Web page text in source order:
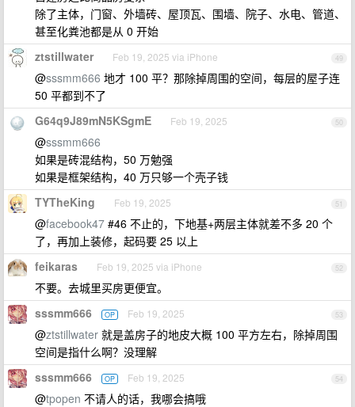
除了主体，门窗、外墙砖、屋顶瓦、围墙、院子、水电、管道、
甚至化粪池都是从 0 开始
49
ztstillwater Feb 19, 2025 via iPhone
@sssmm666 地才 100 平？那除掉周围的空间，每层的屋子连
50 平都到不了
50
G64q9J89mN5KSgmE Feb 19, 2025
@sssmm666
如果是砖混结构，50 万勉强
如果是框架结构，40 万只够一个壳子钱
51
TYTheKing Feb 19, 2025
@facebook47 #46 不止的，下地基+两层主体就差不多 20 个
了，再加上装修，起码要 25 以上
52
feikaras Feb 19, 2025 via iPhone
不要。去城里买房更便宜。
53
sssmm666 OP Feb 19, 2025
@ztstillwater 就是盖房子的地皮大概 100 平方左右，除掉周围
空间是指什么啊？没理解
54
sssmm666 OP Feb 19, 2025
@tpopen 不请人的话，我哪会搞哦